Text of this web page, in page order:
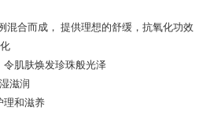
混合而成， 提供理想的舒缓，抗氧化功效
肌肤焕发珍珠般光泽
滋润
理和滋养